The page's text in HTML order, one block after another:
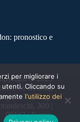
pronostico e
© 2025
BetFlag
Via degli
300 |
00163 | Roma
per migliorare i
Cliccando su
l'utilizzo dei